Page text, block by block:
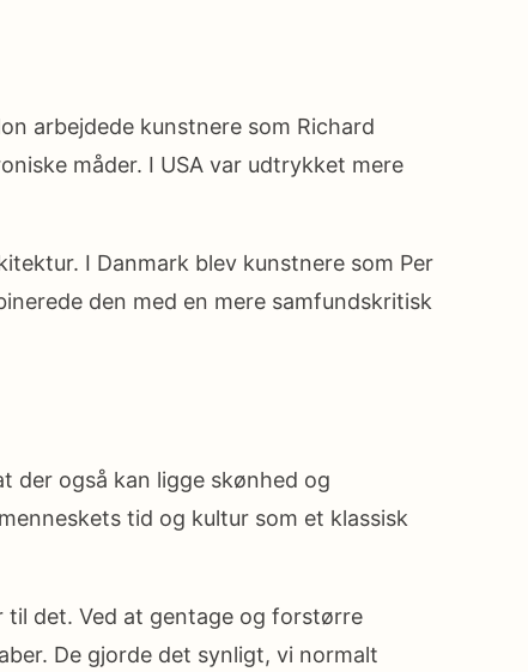
arbejdede kunstnere som Richard
måder. I USA var udtrykket mere
I Danmark blev kunstnere som Per
den med en mere samfundskritisk
der også kan ligge skønhed og
tid og kultur som et klassisk
til det. Ved at gentage og forstørre
De gjorde det synligt, vi normalt